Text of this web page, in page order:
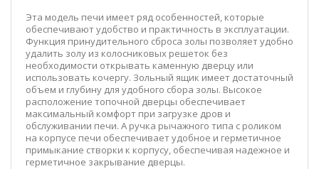
Эта модель печи имеет ряд особенностей, которые
обеспечивают удобство и практичность в эксплуатации.
Функция принудительного сброса золы позволяет удобно
удалить золу из колосниковых решеток без
необходимости открывать каменную дверцу или
использовать кочергу. Зольный ящик имеет достаточный
объем и глубину для удобного сбора золы. Высокое
расположение топочной дверцы обеспечивает
максимальный комфорт при загрузке дров и
обслуживании печи. А ручка рычажного типа с роликом
на корпусе печи обеспечивает удобное и герметичное
примыкание створки к корпусу, обеспечивая надежное и
герметичное закрывание дверцы.